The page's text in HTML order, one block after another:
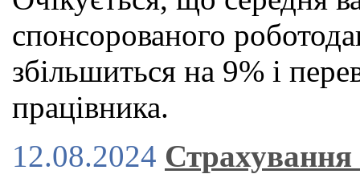
спонсорованого
збільшиться на 9% і
працівника.
12.08.2024 Страхування